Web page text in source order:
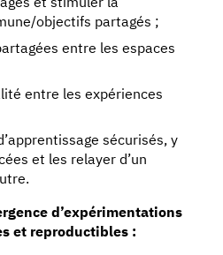
et stimuler la
objectifs partagés ;
entre les espaces
entre les expériences
sécurisés, y
et les relayer d’un
d’expérimentations
et reproductibles :